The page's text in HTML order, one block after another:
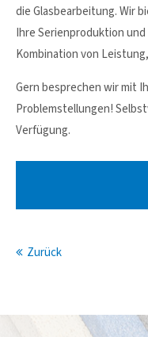
Cybersteel Inc.
376-293 City Road,
San Francisco, CA 94102
Have any
+44 1234 567 890
About us
adipiscing elit.
nascetur ridiculus
die Glasbearbeitung. Wir
Ihre Serienproduktion
Kombination von
Gern besprechen wir mit
Problemstellungen!
Verfügung.
Zurück